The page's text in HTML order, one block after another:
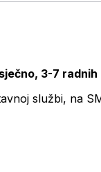
3-7 radnih
službi, na